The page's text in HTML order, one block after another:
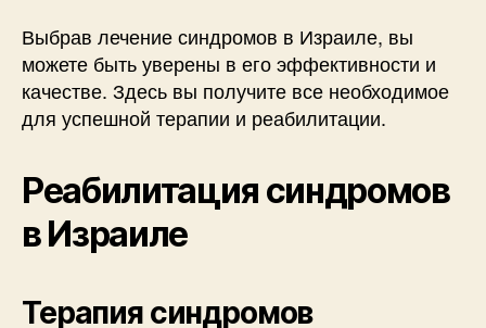
Выбрав лечение синдромов в Израиле, вы
можете быть уверены в его эффективности и
качестве. Здесь вы получите все необходимое
для успешной терапии и реабилитации.
Реабилитация синдромов
в Израиле
Терапия синдромов